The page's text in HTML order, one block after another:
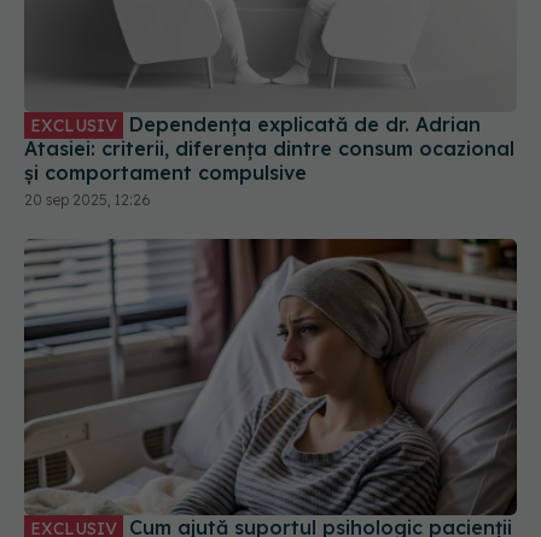
Atasiei: criterii, diferența dintre consum ocazional
și comportament compulsive
20 sep 2025, 12:26
EXCLUSIV
Cum ajută suportul psihologic pacienții
oncologici. Dr. Lucia Stănculeanu explică rolul
psihologului și psihiatrului în oncologie